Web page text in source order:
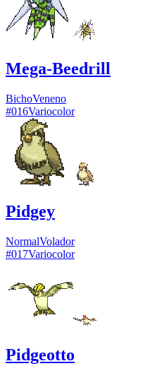
Mega-Beedrill
BichoVeneno
#016Variocolor
Pidgey
NormalVolador
#017Variocolor
Pidgeotto